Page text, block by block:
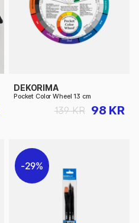
DEKORIMA
Pocket Color Wheel 13 cm
98 KR
139 KR
29%